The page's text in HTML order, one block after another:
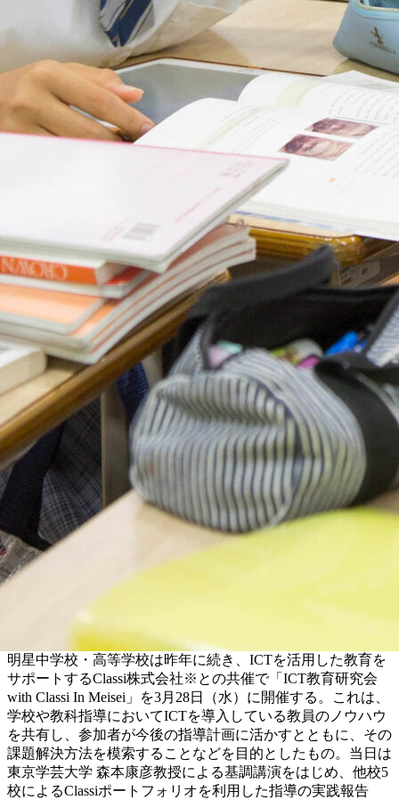
明星中学校・高等学校は昨年に続き、ICTを活用した教育を
サポートするClassi株式会社※との共催で「ICT教育研究会
with Classi In Meisei」を3月28日（水）に開催する。これは、
学校や教科指導においてICTを導入している教員のノウハウ
を共有し、参加者が今後の指導計画に活かすとともに、その
課題解決方法を模索することなどを目的としたもの。当日は
東京学芸大学 森本康彦教授による基調講演をはじめ、他校5
校によるClassiポートフォリオを利用した指導の実践報告